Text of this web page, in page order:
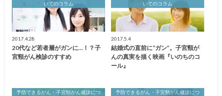
いてのコラム
2017.4.28
20代など若者層がガンに…！？子
宮頸がん検診のすすめ
いてのコラム
2017.5.4
結婚式の直前に“ガン”。子宮頸が
んの真実を描く映画『いのちのコ
ール』
予防できるがん・子宮頸がん健診につ
予防できるがん・子宮頸がん健診につ